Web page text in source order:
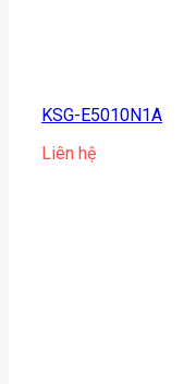
KSG-E5010N1A
Liên hệ